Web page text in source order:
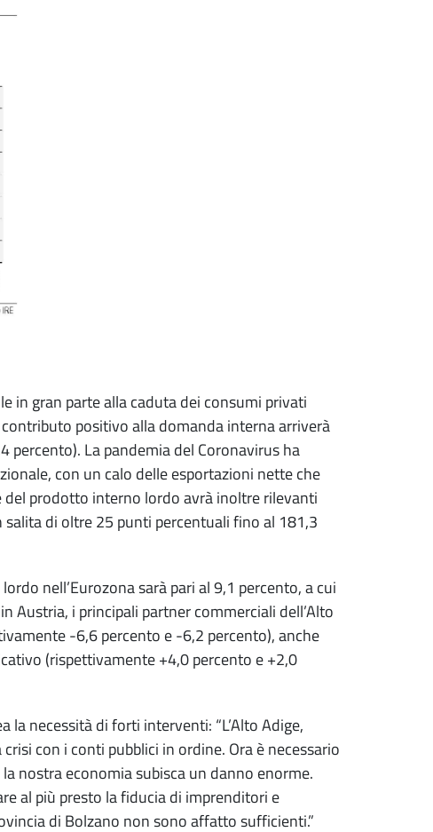
in gran parte alla caduta dei consumi privati
positivo alla domanda interna arriverà
percento). La pandemia del Coronavirus ha
con un calo delle esportazioni nette che
prodotto interno lordo avrà inoltre rilevanti
di oltre 25 punti percentuali fino al 181,3
nell’Eurozona sarà pari al 9,1 percento, a cui
Austria, i principali partner commerciali dell’Alto
-6,6 percento e -6,2 percento), anche
(rispettivamente +4,0 percento e +2,0
necessità di forti interventi: “L’Alto Adige,
con i conti pubblici in ordine. Ora è necessario
nostra economia subisca un danno enorme.
al più presto la fiducia di imprenditori e
di Bolzano non sono affatto sufficienti.”